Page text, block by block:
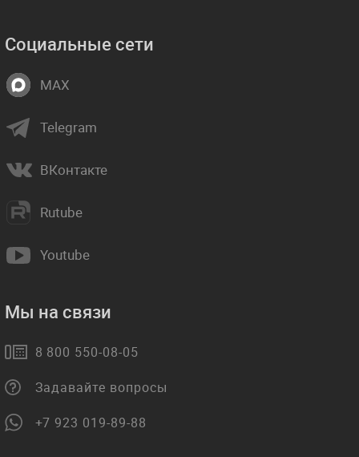
Социальные сети
MAX
Telegram
ВКонтакте
Rutube
Youtube
Мы на связи
8 800 550-08-05
Задавайте вопросы
+7 923 019-89-88